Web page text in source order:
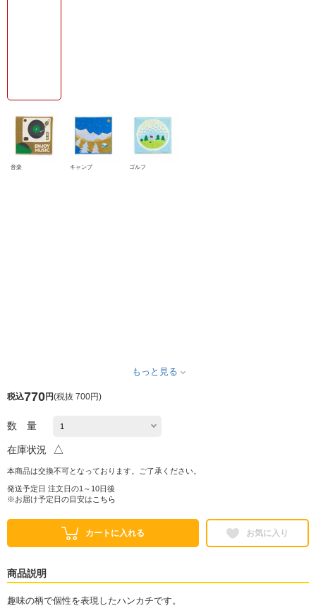
音楽 キャンプ ゴルフ
もっと見る
税込770円(税抜 700円)
数 量
在庫状況 △
本商品は交換不可となっております。ご了承ください。
発送予定日 注文日の1～10日後
※お届け予定日の目安はこちら
カートに入れる お気に入り
商品説明
趣味の柄で個性を表現したハンカチです。